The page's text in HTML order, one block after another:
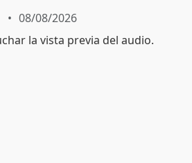
08/08/2026